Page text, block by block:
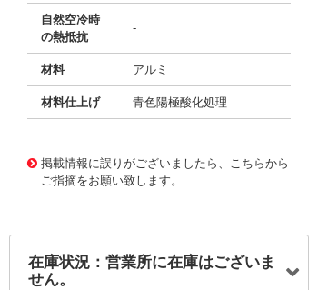
自然空冷時
の熱抵抗
-
材料 アルミ
材料仕上げ 青色陽極酸化処理
掲載情報に誤りがございましたら、こちらから
ご指摘をお願い致します。
在庫状況：営業所に在庫はございま
せん。